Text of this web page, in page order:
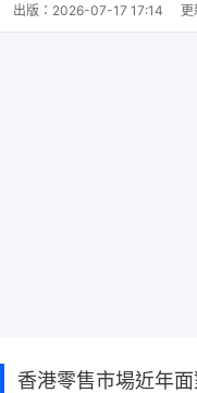
出版： 2026-07-17 17:14 更
香港零售市場近年